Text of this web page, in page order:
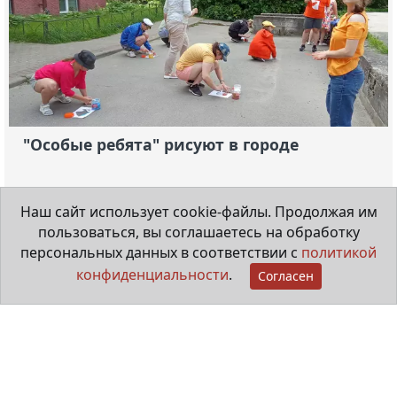
"Особые ребята" рисуют в городе
Видеорепортаж
Наш сайт использует cookie-файлы. Продолжая им
пользоваться, вы соглашаетесь на обработку
персональных данных в соответствии с политикой
конфиденциальности. Согласен